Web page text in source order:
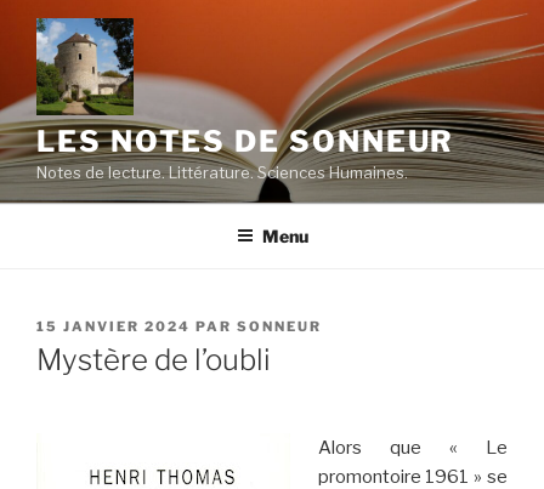
contenu
principal
LES NOTES DE SONNEUR
Notes de lecture. Littérature. Sciences Humaines.
Menu
PUBLIÉ
LE
15 JANVIER 2024 PAR SONNEUR
Mystère de l’oubli
Alors que « Le
promontoire 1961 » se